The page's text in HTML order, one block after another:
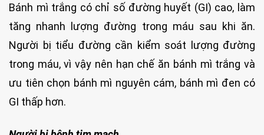
Bánh mì trắng có chỉ số đường huyết (GI) cao, làm
tăng nhanh lượng đường trong máu sau khi ăn.
Người bị tiểu đường cần kiểm soát lượng đường
trong máu, vì vậy nên hạn chế ăn bánh mì trắng và
ưu tiên chọn bánh mì nguyên cám, bánh mì đen có
GI thấp hơn.